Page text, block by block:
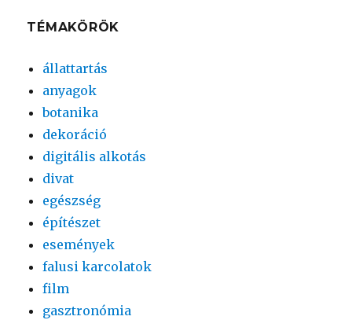
TÉMAKÖRÖK
állattartás
anyagok
botanika
dekoráció
digitális alkotás
divat
egészség
építészet
események
falusi karcolatok
film
gasztronómia